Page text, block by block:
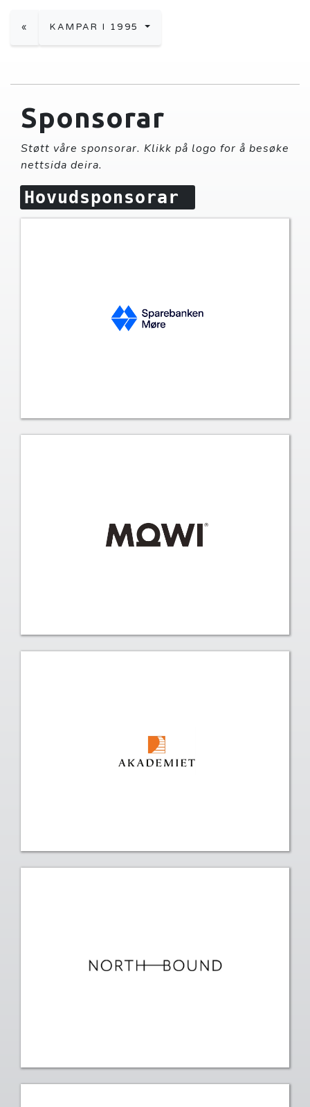
« KAMPAR I 1995
Sponsorar
Støtt våre sponsorar. Klikk på logo for å besøke
nettsida deira.
Hovudsponsorar